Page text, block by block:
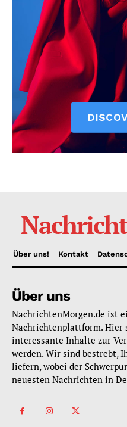
Über uns! Kontakt
Über uns
NachrichtenMorgen.de ist
Nachrichtenplattform.
interessante Inhalte zur
werden. Wir sind bestrebt,
liefern, wobei der
neuesten Nachrichten in